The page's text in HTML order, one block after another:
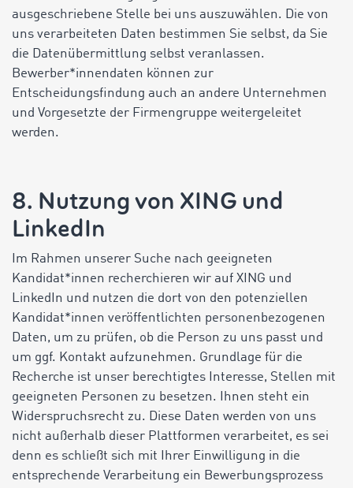
ausgeschriebene Stelle bei uns auszuwählen. Die von
uns verarbeiteten Daten bestimmen Sie selbst, da Sie
die Datenübermittlung selbst veranlassen.
Bewerber*innendaten können zur
Entscheidungsfindung auch an andere Unternehmen
und Vorgesetzte der Firmengruppe weitergeleitet
werden.
8. Nutzung von XING und
LinkedIn
Im Rahmen unserer Suche nach geeigneten
Kandidat*innen recherchieren wir auf XING und
LinkedIn und nutzen die dort von den potenziellen
Kandidat*innen veröffentlichten personenbezogenen
Daten, um zu prüfen, ob die Person zu uns passt und
um ggf. Kontakt aufzunehmen. Grundlage für die
Recherche ist unser berechtigtes Interesse, Stellen mit
geeigneten Personen zu besetzen. Ihnen steht ein
Widerspruchsrecht zu. Diese Daten werden von uns
nicht außerhalb dieser Plattformen verarbeitet, es sei
denn es schließt sich mit Ihrer Einwilligung in die
entsprechende Verarbeitung ein Bewerbungsprozess